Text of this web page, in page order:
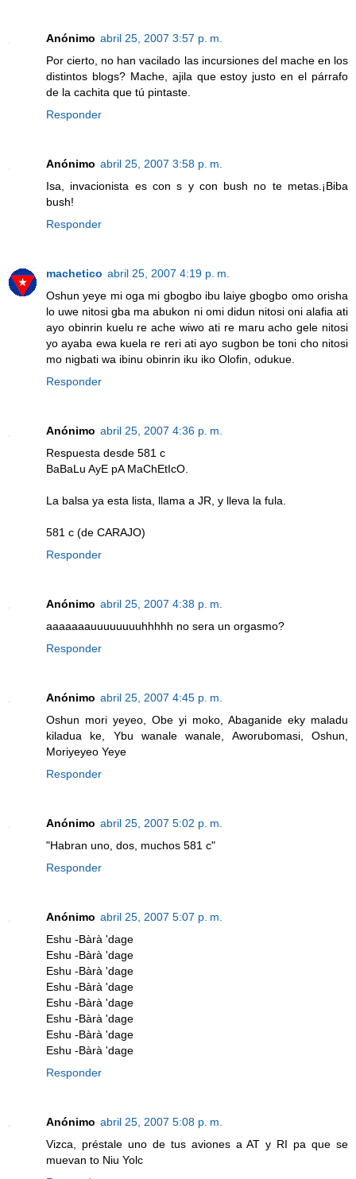
Anónimo abril 25, 2007 3:57 p. m.
Por cierto, no han vacilado las incursiones del mache en los
distintos blogs? Mache, ajila que estoy justo en el párrafo
de la cachita que tú pintaste.
Responder
Anónimo abril 25, 2007 3:58 p. m.
Isa, invacionista es con s y con bush no te metas.¡Biba
bush!
Responder
machetico abril 25, 2007 4:19 p. m.
Oshun yeye mi oga mi gbogbo ibu laiye gbogbo omo orisha
lo uwe nitosi gba ma abukon ni omi didun nitosi oni alafia ati
ayo obinrin kuelu re ache wiwo ati re maru acho gele nitosi
yo ayaba ewa kuela re reri ati ayo sugbon be toni cho nitosi
mo nigbati wa ibinu obinrin iku iko Olofin, odukue.
Responder
Anónimo abril 25, 2007 4:36 p. m.
Respuesta desde 581 c
BaBaLu AyE pA MaChEtIcO.
La balsa ya esta lista, llama a JR, y lleva la fula.
581 c (de CARAJO)
Responder
Anónimo abril 25, 2007 4:38 p. m.
aaaaaaauuuuuuuuhhhhh no sera un orgasmo?
Responder
Anónimo abril 25, 2007 4:45 p. m.
Oshun mori yeyeo, Obe yi moko, Abaganide eky maladu
kiladua ke, Ybu wanale wanale, Aworubomasi, Oshun,
Moriyeyeo Yeye
Responder
Anónimo abril 25, 2007 5:02 p. m.
"Habran uno, dos, muchos 581 c"
Responder
Anónimo abril 25, 2007 5:07 p. m.
Eshu -Bàrà 'dage
Eshu -Bàrà 'dage
Eshu -Bàrà 'dage
Eshu -Bàrà 'dage
Eshu -Bàrà 'dage
Eshu -Bàrà 'dage
Eshu -Bàrà 'dage
Eshu -Bàrà 'dage
Responder
Anónimo abril 25, 2007 5:08 p. m.
Vizca, préstale uno de tus aviones a AT y RI pa que se
muevan to Niu Yolc